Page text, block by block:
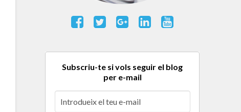
Subscriu-te si vols seguir el blog
per e-mail